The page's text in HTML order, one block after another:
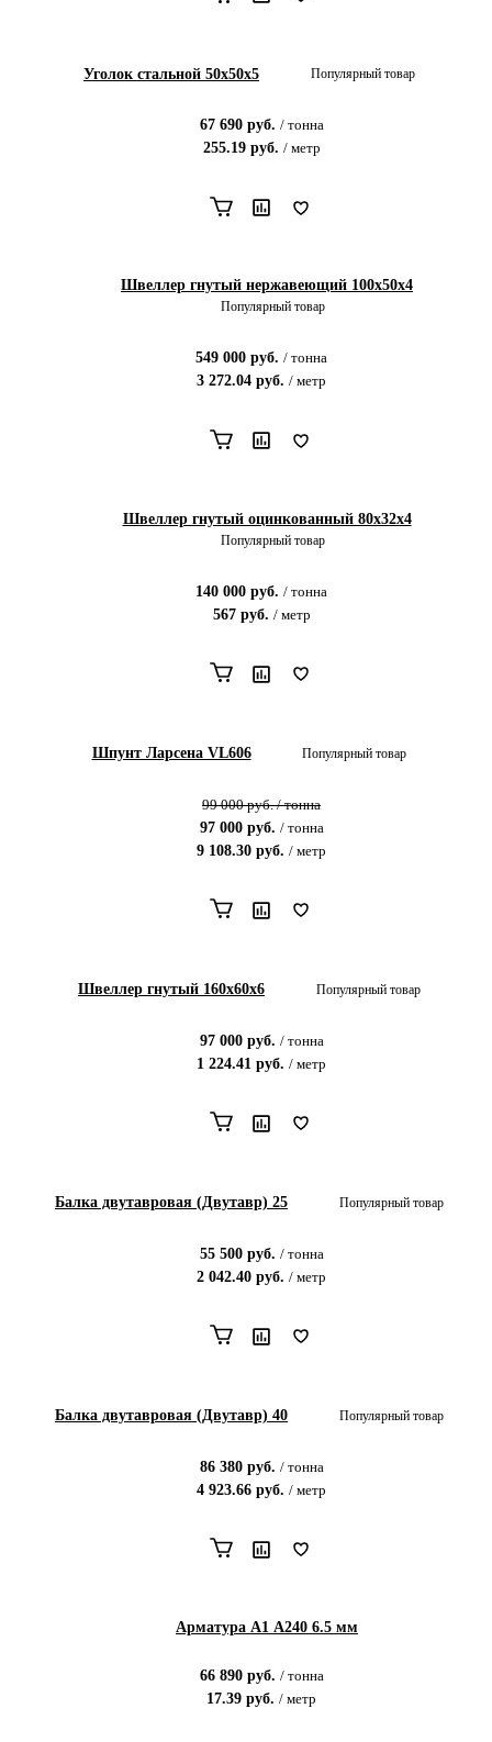
Уголок стальной 50x50х5 Популярный товар
67 690руб. / тонна
255.19руб. / метр
Швеллер гнутый нержавеющий 100х50х4
Популярный товар
549 000 руб. / тонна
3 272.04 руб. / метр
Швеллер гнутый оцинкованный 80х32х4
Популярный товар
140 000 руб. / тонна
567руб. / метр
Шпунт Ларсена VL606 Популярный товар
99 000руб./тонна
97 000руб. / тонна
9 108.30 руб. / метр
Швеллер гнутый 160х60х6 Популярный товар
97 000руб. / тонна
1 224.41 руб. / метр
Балка двутавровая (Двутавр) 25 Популярный товар
55 500руб. / тонна
2 042.40 руб. / метр
Балка двутавровая (Двутавр) 40 Популярный товар
86 380руб. / тонна
4 923.66 руб. / метр
Арматура А1 А240 6.5 мм
66 890руб. / тонна
17.39 руб. / метр